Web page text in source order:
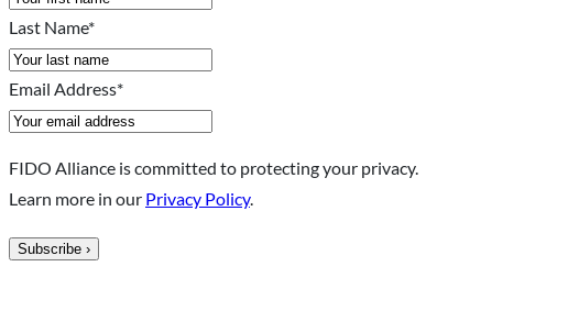
Last Name*
Email Address*
FIDO Alliance is committed to protecting your privacy.
Learn more in our Privacy Policy.